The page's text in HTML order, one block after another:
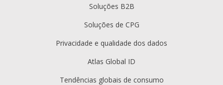
Soluções B2B
Soluções de CPG
Privacidade e qualidade dos dados
Atlas Global ID
Tendências globais de consumo